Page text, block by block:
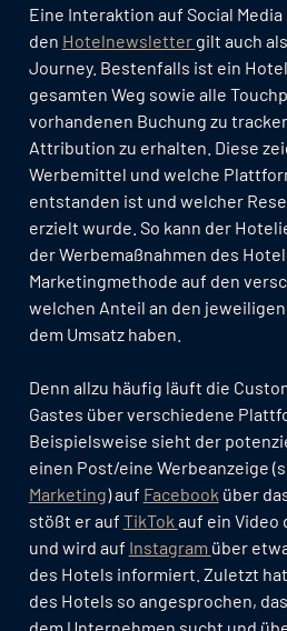
Eine Interaktion auf Social
den Hotelnewsletter gilt auch
Journey. Bestenfalls ist ein
gesamten Weg sowie alle
vorhandenen Buchung zu
Attribution zu erhalten. Diese
Werbemittel und welche
entstanden ist und welcher
erzielt wurde. So kann der
der Werbemaßnahmen des
Marketingmethode auf den
welchen Anteil an den
dem Umsatz haben.
Denn allzu häufig läuft die
Gastes über verschiedene
Beispielsweise sieht der
einen Post/eine Werbeanzeige
Marketing) auf Facebook über
stößt er auf TikTok auf ein Video
und wird auf Instagram über
des Hotels informiert. Zuletzt
des Hotels so angesprochen,